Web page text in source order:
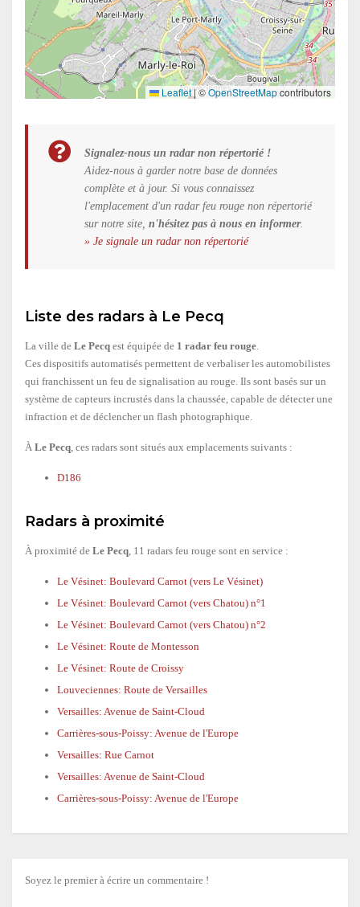
Leaflet |©OpenStreetMapcontributors
Signalez-nous un radar non répertorié !
Aidez-nous à garder notre base de données
complète et à jour. Si vous connaissez
l'emplacement d'un radar feu rouge non répertorié
sur notre site, n'hésitez pas à nous en informer.
» Je signale un radar non répertorié
Liste des radars à Le Pecq
La ville de Le Pecq est équipée de 1 radar feu rouge
Ces dispositifs automatisés permettent de verbaliser les automobilistes
qui franchissent un feu de signalisation au rouge. Ils sont basés sur un
système de capteurs incrustés dans la chaussée, capable de détecter une
infraction et de déclencher un flash photographique.
À Le Pecq , ces radars sont situés aux emplacements suivants :
D186
Radars à proximité
À proximité de Le Pecq , 11 radars feu rouge sont en service :
Le Vésinet: Boulevard Carnot (vers Le Vésinet)
Le Vésinet: Boulevard Carnot (vers Chatou) n°1
Le Vésinet: Boulevard Carnot (vers Chatou) n°2
Le Vésinet: Route de Montesson
Le Vésinet: Route de Croissy
Louveciennes: Route de Versailles
Versailles: Avenue de Saint-Cloud
Carrières-sous-Poissy: Avenue de l'Europe
Versailles: Rue Carnot
Versailles: Avenue de Saint-Cloud
Carrières-sous-Poissy: Avenue de l'Europe
Soyez le premier à écrire un commentaire !